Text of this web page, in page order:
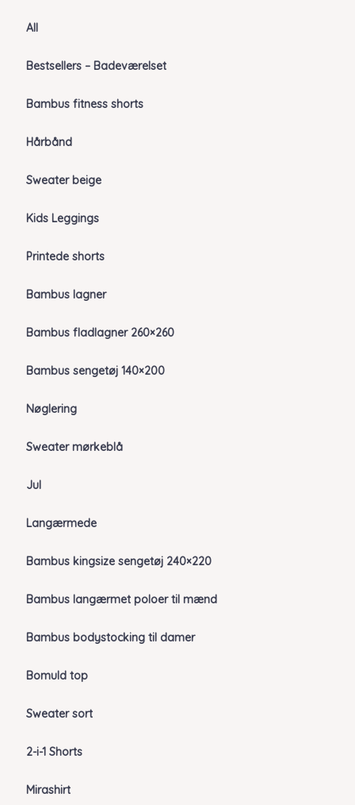
All
Bestsellers – Badeværelset
Bambus fitness shorts
Hårbånd
Sweater beige
Kids Leggings
Printede shorts
Bambus lagner
Bambus fladlagner 260×260
Bambus sengetøj 140×200
Nøglering
Sweater mørkeblå
Jul
Langærmede
Bambus kingsize sengetøj 240×220
Bambus langærmet poloer til mænd
Bambus bodystocking til damer
Bomuld top
Sweater sort
2-i-1 Shorts
Mirashirt